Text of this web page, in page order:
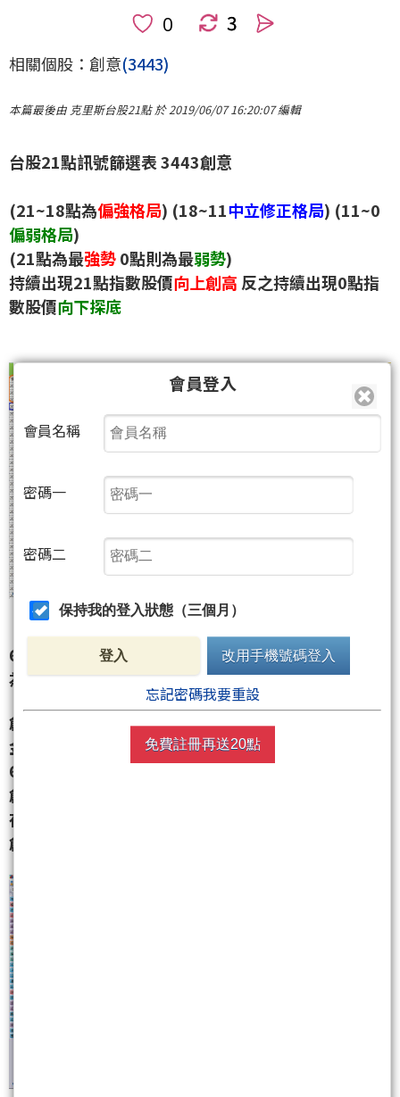
3
相關個股：創意(3443)
本篇最後由 克里斯台股21點 於 2019/06/07 16:20:07 編輯
台股21點訊號篩選表 3443創意
(21~18點為偏強格局) (18~11中立修正格局) (11~0
偏弱格局)
(21點為最強勢0點則為最弱勢)
持續出現21點指數股價向上創高 反之持續出現0點指
數股價向下探底
6/6收盤股價為204.5元 ,21點為4點(模擬價位204.5元
為0點)目前為弱勢格局
創意之前在5/28,30,31出現21點訊號
金股利5元開盤參考價223.5元
6/3當天受到大盤一開盤重挫逾近百點影響,以致當日
創意填息無力
在受到大盤持續量縮6/4~6/6這3天在偏空修正情況下,
創意股價還是持續下跌
會員登入
會員名稱
密碼一
密碼二
保持我的登入狀態（三個月）
登入 改用手機號碼登入
忘記密碼我要重設
免費註冊再送20點